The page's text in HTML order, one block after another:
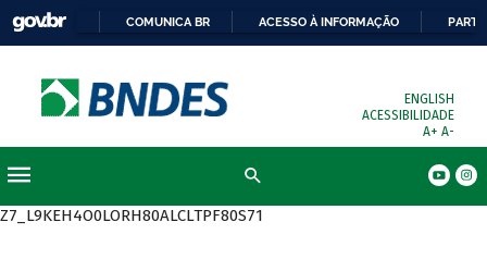
COMUNICA BR ACESSO À INFORMAÇÃO
ENGLISH
ACESSIBILIDADE
A+ A-
Z7_L9KEH4O0LORH80ALCLTPF80S71